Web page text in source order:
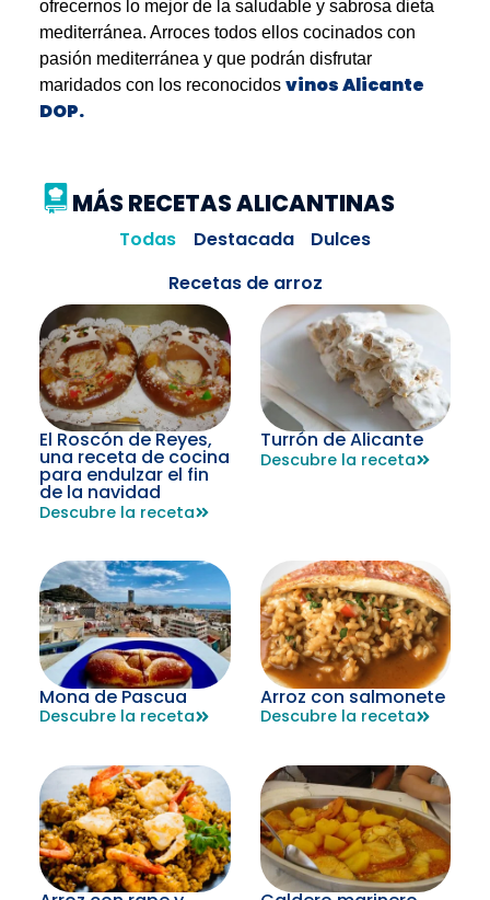
ofrecernos lo mejor de la saludable y sabrosa dieta
mediterránea. Arroces todos ellos cocinados con
pasión mediterránea y que podrán disfrutar
maridados con los reconocidos vinos Alicante
DOP.
MÁS RECETAS ALICANTINAS
Destacada
Dulces
Recetas de arroz
Todas
El Roscón de Reyes,
una receta de cocina
para endulzar el fin
de la navidad
Descubre la receta
Turrón de Alicante
Descubre la receta
Mona de Pascua
Descubre la receta
Arroz con salmonete
Descubre la receta